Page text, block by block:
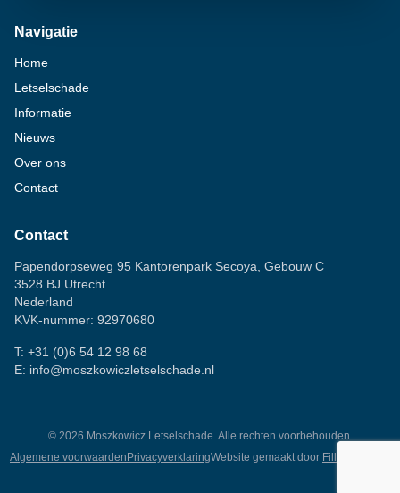
Navigatie
Home
Letselschade
Informatie
Nieuws
Over ons
Contact
Contact
Papendorpseweg 95 Kantorenpark Secoya, Gebouw C
3528 BJ Utrecht
Nederland
KVK-nummer: 92970680
T: +31 (0)6 54 12 98 68
E: info@moszkowiczletselschade.nl
© 2026 Moszkowicz Letselschade. Alle rechten voorbehouden.
Algemene voorwaarden PrivacyverklaringWebsite gemaakt door Fillingscreens